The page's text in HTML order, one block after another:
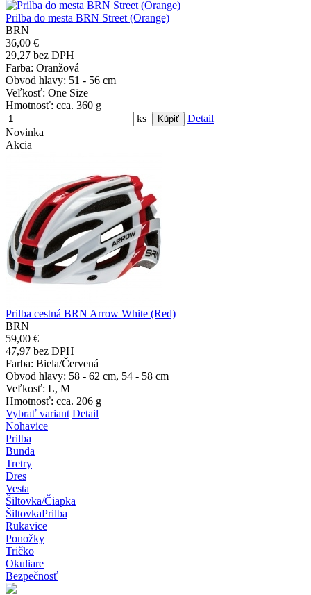
Prilba do mesta BRN Street (Orange)
BRN
36,00 €
29,27 bez DPH
Farba: Oranžová
Obvod hlavy: 51 - 56 cm
Veľkosť: One Size
Hmotnosť: cca. 360 g
ks
Detail
Novinka
Akcia
Prilba cestná BRN Arrow White (Red)
BRN
59,00 €
47,97 bez DPH
Farba: Biela/Červená
Obvod hlavy: 58 - 62 cm, 54 - 58 cm
Veľkosť: L, M
Hmotnosť: cca. 206 g
Vybrať variant Detail
Nohavice
Prilba
Bunda
Tretry
Dres
Vesta
Šiltovka/Čiapka
ŠiltovkaPrilba
Rukavice
Ponožky
Tričko
Okuliare
Bezpečnosť